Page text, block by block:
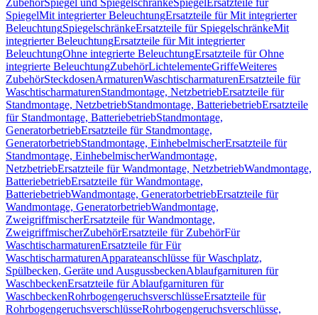
ZubehörSpiegel und SpiegelschränkeSpiegel Ersatzteile für
SpiegelMit integrierter BeleuchtungErsatzteile für Mit integrierter
BeleuchtungSpiegelschränkeErsatzteile für SpiegelschränkeMit
integrierter BeleuchtungErsatzteile für Mit integrierter
BeleuchtungOhne integrierte BeleuchtungErsatzteile für Ohne
integrierte BeleuchtungZubehörLichtelementeGriffeWeiteres
ZubehörSteckdosenArmaturenWaschtischarmaturenErsatzteile für
WaschtischarmaturenStandmontage, NetzbetriebErsatzteile für
Standmontage, NetzbetriebStandmontage, BatteriebetriebErsatzteile
für Standmontage, BatteriebetriebStandmontage,
GeneratorbetriebErsatzteile für Standmontage,
GeneratorbetriebStandmontage, EinhebelmischerErsatzteile für
Standmontage, EinhebelmischerWandmontage,
NetzbetriebErsatzteile für Wandmontage, NetzbetriebWandmontage,
BatteriebetriebErsatzteile für Wandmontage,
BatteriebetriebWandmontage, GeneratorbetriebErsatzteile für
Wandmontage, GeneratorbetriebWandmontage,
ZweigriffmischerErsatzteile für Wandmontage,
ZweigriffmischerZubehörErsatzteile für ZubehörFür
WaschtischarmaturenErsatzteile für Für
WaschtischarmaturenApparateanschlüsse für Waschplatz,
Spülbecken, Geräte und AusgussbeckenAblaufgarnituren für
WaschbeckenErsatzteile für Ablaufgarnituren für
WaschbeckenRohrbogengeruchsverschlüsseErsatzteile für
RohrbogengeruchsverschlüsseRohrbogengeruchsverschlüsse,